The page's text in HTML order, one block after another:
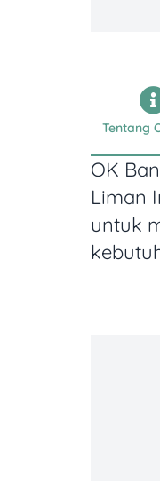
Tentang
OK
Liman
untuk